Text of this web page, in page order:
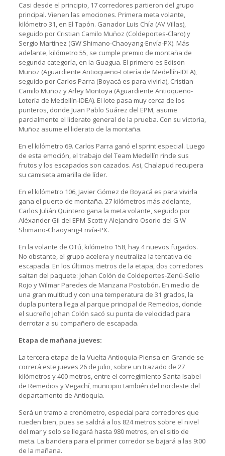
Casi desde el principio, 17 corredores partieron del grupo
principal. Vienen las emociones. Primera meta volante,
kilómetro 31, en El Tapón. Ganador Luis Chía (AV Villas),
seguido por Cristian Camilo Muñoz (Coldeportes-Claro) y
Sergio Martínez (GW Shimano-Chaoyang-Envía-PX). Más
adelante, kilómetro 55, se cumple premio de montaña de
segunda categoría, en la Guagua. El primero es Edison
Muñoz (Aguardiente Antioqueño-Lotería de Medellín-IDEA),
seguido por Carlos Parra (Boyacá es para vivirla), Cristian
Camilo Muñoz y Arley Montoya (Aguardiente Antioqueño-
Lotería de Medellín-IDEA). El lote pasa muy cerca de los
punteros, donde Juan Pablo Suárez del EPM, asume
parcialmente el liderato general de la prueba. Con su victoria,
Muñoz asume el liderato de la montaña.
En el kilómetro 69. Carlos Parra ganó el sprint especial. Luego
de esta emoción, el trabajo del Team Medellín rinde sus
frutos y los escapados son cazados. Asi, Chalapud recupera
su camiseta amarilla de líder.
En el kilómetro 106, Javier Gómez de Boyacá es para vivirla
gana el puerto de montaña. 27 kilómetros más adelante,
Carlos Julián Quintero gana la meta volante, seguido por
Aléxander Gil del EPM-Scott y Alejandro Osorio del G W
Shimano-Chaoyang-Envía-PX.
En la volante de OTú, kilómetro 158, hay 4 nuevos fugados.
No obstante, el grupo acelera y neutraliza la tentativa de
escapada. En los últimos metros de la etapa, dos corredores
saltan del paquete: Johan Colón de Coldeportes-Zenú-Sello
Rojo y Wilmar Paredes de Manzana Postobón. En medio de
una gran multitud y con una temperatura de 31 grados, la
dupla puntera llega al parque principal de Remedios, donde
el sucreño Johan Colón sacó su punta de velocidad para
derrotar a su compañero de escapada.
Etapa de mañana jueves:
La tercera etapa de la Vuelta Antioquia-Piensa en Grande se
correrá este jueves 26 de julio, sobre un trazado de 27
kilómetros y 400 metros, entre el corregimiento Santa Isabel
de Remedios y Vegachí, municipio también del nordeste del
departamento de Antioquia.
Será un tramo a cronómetro, especial para corredores que
rueden bien, pues se saldrá a los 824 metros sobre el nivel
del mar y solo se llegará hasta 980 metros, en el sitio de
meta. La bandera para el primer corredor se bajará a las 9:00
de la mañana.